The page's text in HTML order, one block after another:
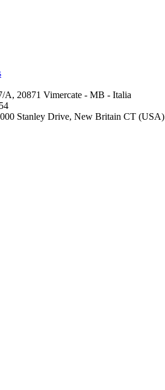
A, 20871 Vimercate - MB - Italia
Stanley Drive, New Britain CT (USA)